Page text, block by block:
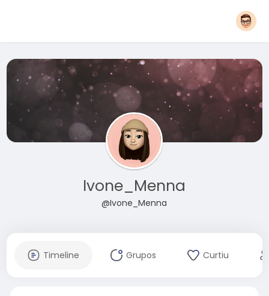
Ivone_Menna
@Ivone_Menna
Timeline Grupos Curtiu